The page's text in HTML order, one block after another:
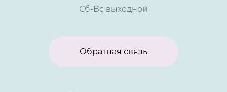
Сб-Вс выходной
Обратная связь